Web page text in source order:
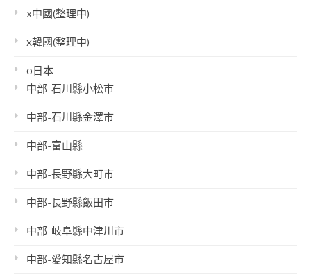
x中國(整理中)
x韓國(整理中)
o日本
中部-石川縣小松市
中部-石川縣金澤市
中部-富山縣
中部-長野縣大町市
中部-長野縣飯田市
中部-岐阜縣中津川市
中部-愛知縣名古屋市